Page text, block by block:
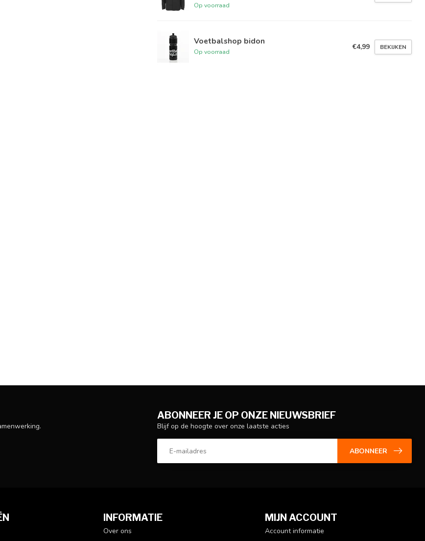
Op voorraad
Voetbalshop bidon
Op voorraad
€4,99 BEKIJKEN
ABONNEER JE OP ONZE NIEUWSBRIEF
Blijf op de hoogte over onze laatste acties
ABONNEER
INFORMATIE
Over ons
MIJN ACCOUNT
Account informatie